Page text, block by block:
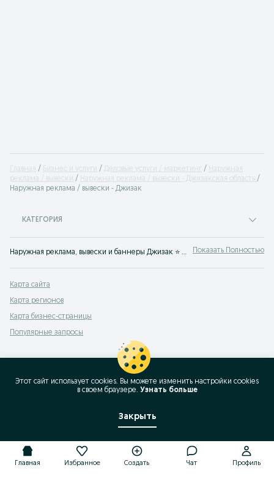
Главная Бизнес и услуги Деловые услуги / маркетинг
Наружная
реклама / вывески
Наружная реклама / вывески - Джизакская область
Наружная реклама / вывески - Джизак
КАТЕГОРИЯ
Наружная реклама, вывески и баннеры Джизак ⭐ Изготовление и размещение баннеров и вывесок для бизнеса ☝ Найди подрядчиков просто с OLX.uz! Показать Полностью
Карта сайта
Карта регионов
Карта бизнес-страницы
Популярные запросы
Главная Избранное Создать Чат Профиль
Этот сайт использует cookies. Вы можете изменить настройки cookies
в своeм браузере. Узнать больше
Закрыть